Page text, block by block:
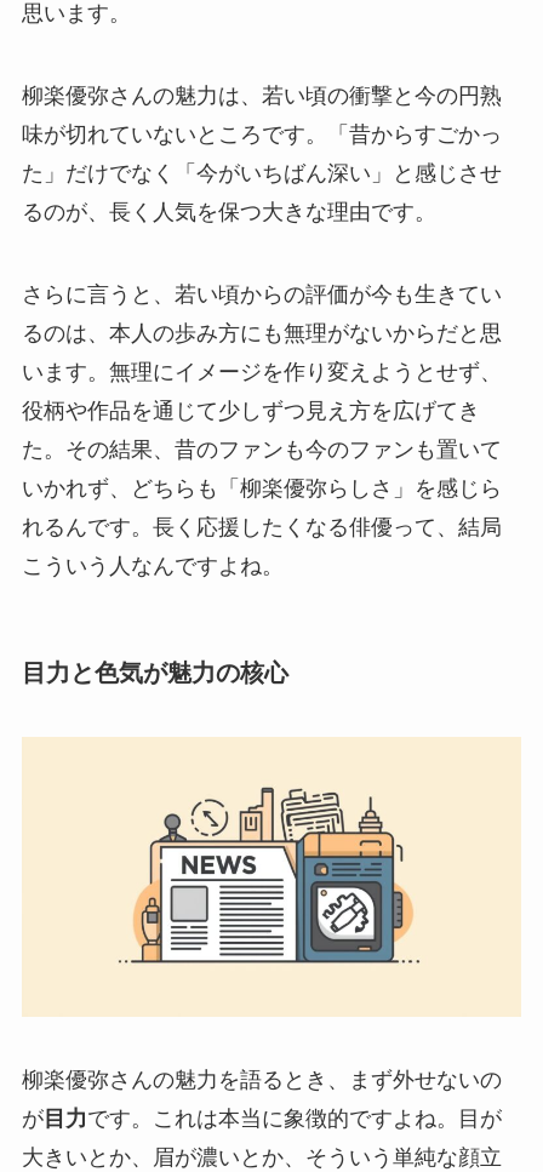
思います。
柳楽優弥さんの魅力は、若い頃の衝撃と今の円熟
味が切れていないところです。「昔からすごかっ
た」だけでなく「今がいちばん深い」と感じさせ
るのが、長く人気を保つ大きな理由です。
さらに言うと、若い頃からの評価が今も生きてい
るのは、本人の歩み方にも無理がないからだと思
います。無理にイメージを作り変えようとせず、
役柄や作品を通じて少しずつ見え方を広げてき
た。その結果、昔のファンも今のファンも置いて
いかれず、どちらも「柳楽優弥らしさ」を感じら
れるんです。長く応援したくなる俳優って、結局
こういう人なんですよね。
目力と色気が魅力の核心
柳楽優弥さんの魅力を語るとき、まず外せないの
が目力です。これは本当に象徴的ですよね。目が
大きいとか、眉が濃いとか、そういう単純な顔立